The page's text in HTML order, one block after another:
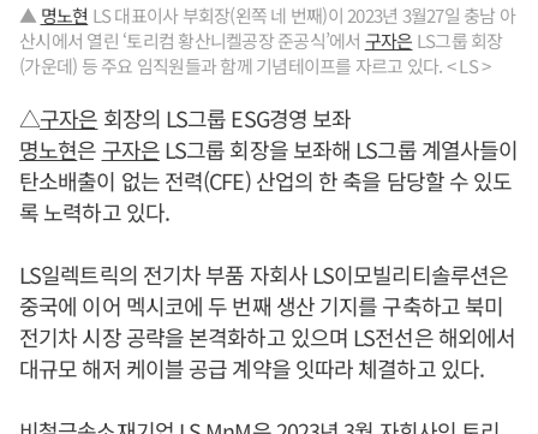
▲ 명노현 LS 대표이사 부회장(왼쪽 네 번째)이 2023년 3월27일 충남 아
산시에서 열린 ‘토리컴 황산니켈공장 준공식’에서 구자은 LS그룹 회장
(가운데) 등 주요 임직원들과 함께 기념테이프를 자르고 있다. < LS >
△구자은 회장의 LS그룹 ESG경영 보좌
명노현은 구자은LS그룹 회장을 보좌해 LS그룹 계열사들이
탄소배출이 없는 전력(CFE) 산업의 한 축을 담당할 수 있도
록 노력하고 있다.
LS일렉트릭의 전기차 부품 자회사 LS이모빌리티솔루션은
중국에 이어 멕시코에 두 번째 생산 기지를 구축하고 북미
전기차 시장 공략을 본격화하고 있으며 LS전선은 해외에서
대규모 해저 케이블 공급 계약을 잇따라 체결하고 있다.